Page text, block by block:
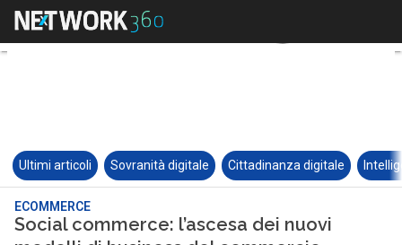
Ultimi articoli Sovranità digitale Cittadinanza digitale
ECOMMERCE
Social commerce: l’ascesa dei nuovi